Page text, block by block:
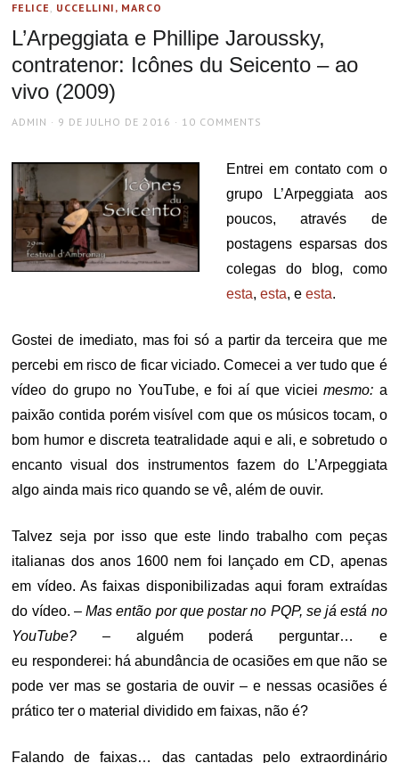
FELICE
UCCELLINI, MARCO
L’Arpeggiata e Phillipe Jaroussky,
contratenor: Icônes du Seicento – ao
vivo (2009)
AUTHOR
ADMIN
POSTED
9 DE JULHO DE 2016 10 COMMENTS
Entrei em contato com o
grupo L’Arpeggiata aos
poucos, através de
postagens esparsas dos
colegas do blog, como
esta, esta, e esta.
Gostei de imediato, mas foi só a partir da terceira que me
percebi em risco de ficar viciado. Comecei a ver tudo que é
vídeo do grupo no YouTube, e foi aí que vicieimesmo: a
paixão contida porém visível com que os músicos tocam, o
bom humor e discreta teatralidade aqui e ali, e sobretudo o
encanto visual dos instrumentos fazem do L’Arpeggiata
algo ainda mais rico quando se vê, além de ouvir.
Talvez seja por isso que este lindo trabalho com peças
italianas dos anos 1600 nem foi lançado em CD, apenas
em vídeo. As faixas disponibilizadas aqui foram extraídas
do vídeo. –Mas então por que postar no PQP, se já está no
YouTube? – alguém poderá perguntar… e
eu responderei: há abundância de ocasiões em que não se
pode ver mas se gostaria de ouvir – e nessas ocasiões é
prático ter o material dividido em faixas, não é?
Falando de faixas… das cantadas pelo extraordinário